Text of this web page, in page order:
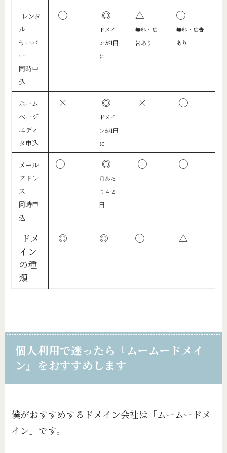
レンタ
ル
サーバ
ー
同時申
込
◯ ◎
ドメイ
ンが1円
に
△
無料・広
告あり
◯
無料・広告
あり
ホーム
ページ
エディ
タ申込
× ◎
ドメイ
ンが1円
に
× ◯
メール
アドレ
ス
同時申
込
◯ ◎
月あた
り４２
円
◯ ◯
ドメ
イン
の種
類
◎ ◎ ◯ △
個人利用で迷ったら『ムームードメイ
ン』をおすすめします
僕がおすすめするドメイン会社は「ムームードメ
イン」です。